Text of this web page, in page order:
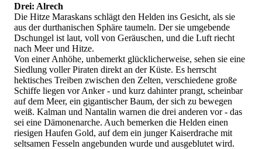
Drei: Alrech
Die Hitze Maraskans schlägt den Helden ins Gesicht, als sie
aus der durthanischen Sphäre taumeln. Der sie umgebende
Dschungel ist laut, voll von Geräuschen, und die Luft riecht
nach Meer und Hitze.
Von einer Anhöhe, unbemerkt glücklicherweise, sehen sie eine
Siedlung voller Piraten direkt an der Küste. Es herrscht
hektisches Treiben zwischen den Zelten, verschiedene große
Schiffe liegen vor Anker - und kurz dahinter prangt, scheinbar
auf dem Meer, ein gigantischer Baum, der sich zu bewegen
weiß. Kalman und Nantalin warnen die drei anderen vor - das
sei eine Dämonenarche. Auch bemerken die Helden einen
riesigen Haufen Gold, auf dem ein junger Kaiserdrache mit
seltsamen Fesseln angebunden wurde und ausgeblutet wird.